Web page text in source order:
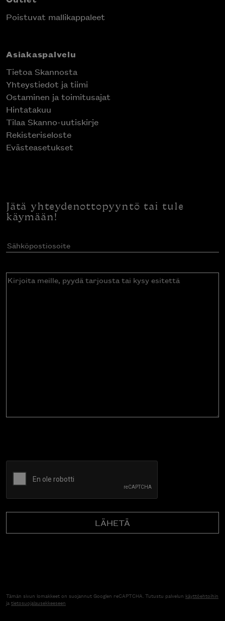
Poistuvat mallikappaleet
Asiakaspalvelu
Tietoa Skannosta
Yhteystiedot ja tiimi
Ostaminen ja toimitusajat
Hintatakuu
Tilaa Skanno-uutiskirje
Rekisteriseloste
Evästeasetukset
Jätä yhteydenottopyyntö tai tule
käymään!
Sähköpostiosoite(Pakollinen)
Kirjoita
Tämän sivun lomakkeet on suojannut Googlen reCAPTCHA. Tutustu palvelun käyttöehtoihin
jatietosuojalausekkeeseen